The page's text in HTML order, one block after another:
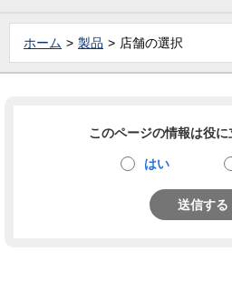
ホーム 製品 店舗の選択
このページの情報は役に
はい
送信する